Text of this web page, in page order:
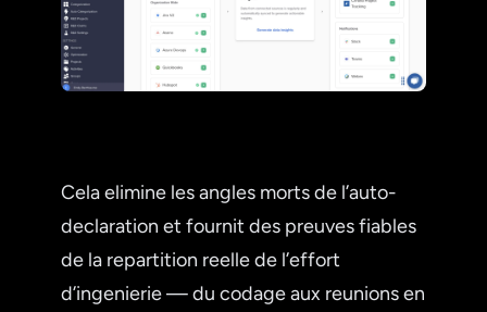
Cela elimine les angles morts de l’auto-
declaration et fournit des preuves fiables
de la repartition reelle de l’effort
d’ingenierie — du codage aux reunions en